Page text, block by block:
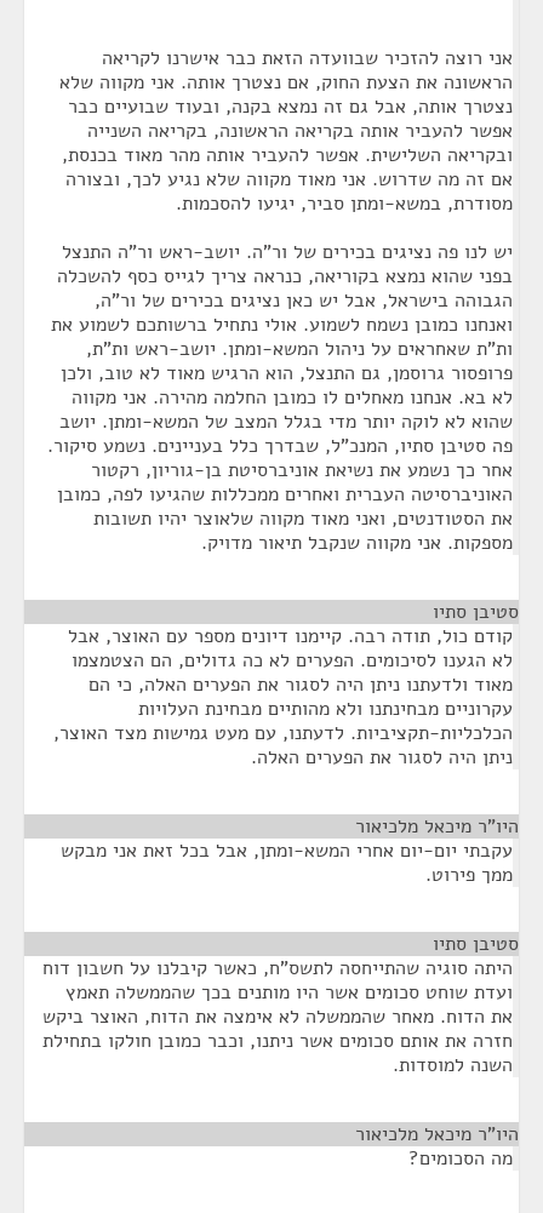
אני רוצה להזכיר שבוועדה הזאת כבר אישרנו לקריאה
הראשונה את הצעת החוק, אם נצטרך אותה. אני מקווה שלא
נצטרך אותה, אבל גם זה נמצא בקנה, ובעוד שבועיים כבר
אפשר להעביר אותה בקריאה הראשונה, בקריאה השנייה
ובקריאה השלישית. אפשר להעביר אותה מהר מאוד בכנסת,
אם זה מה שדרוש. אני מאוד מקווה שלא נגיע לכך, ובצורה
מסודרת, במשא-ומתן סביר, יגיעו להסכמות.
יש לנו פה נציגים בכירים של ור"ה. יושב-ראש ור"ה התנצל
בפני שהוא נמצא בקוריאה, כנראה צריך לגייס כסף להשכלה
הגבוהה בישראל, אבל יש כאן נציגים בכירים של ור"ה,
ואנחנו כמובן נשמח לשמוע. אולי נתחיל ברשותכם לשמוע את
ות"ת שאחראים על ניהול המשא-ומתן. יושב-ראש ות"ת,
פרופסור גרוסמן, גם התנצל, הוא הרגיש מאוד לא טוב, ולכן
לא בא. אנחנו מאחלים לו כמובן החלמה מהירה. אני מקווה
שהוא לא לוקה יותר מדי בגלל המצב של המשא-ומתן. יושב
פה סטיבן סתיו, המנכ"ל, שבדרך כלל בעניינים. נשמע סיקור.
אחר כך נשמע את נשיאת אוניברסיטת בן-גוריון, רקטור
האוניברסיטה העברית ואחרים ממכללות שהגיעו לפה, כמובן
את הסטודנטים, ואני מאוד מקווה שלאוצר יהיו תשובות
מספקות. אני מקווה שנקבל תיאור מדויק.
סטיבן סתיו
קודם כול, תודה רבה. קיימנו דיונים מספר עם האוצר, אבל
לא הגענו לסיכומים. הפערים לא כה גדולים, הם הצטמצמו
מאוד ולדעתנו ניתן היה לסגור את הפערים האלה, כי הם
עקרוניים מבחינתנו ולא מהותיים מבחינת העלויות
הכלכליות-תקציביות. לדעתנו, עם מעט גמישות מצד האוצר,
ניתן היה לסגור את הפערים האלה.
היו"ר מיכאל מלכיאור
עקבתי יום-יום אחרי המשא-ומתן, אבל בכל זאת אני מבקש
ממך פירוט.
סטיבן סתיו
היתה סוגיה שהתייחסה לתשס"ח, כאשר קיבלנו על חשבון דוח
ועדת שוחט סכומים אשר היו מותנים בכך שהממשלה תאמץ
את הדוח. מאחר שהממשלה לא אימצה את הדוח, האוצר ביקש
חזרה את אותם סכומים אשר ניתנו, וכבר כמובן חולקו בתחילת
השנה למוסדות.
היו"ר מיכאל מלכיאור
מה הסכומים?